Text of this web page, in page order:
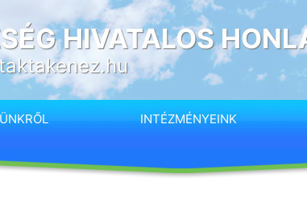
HIVATALOS
INTÉZMÉNYEINK